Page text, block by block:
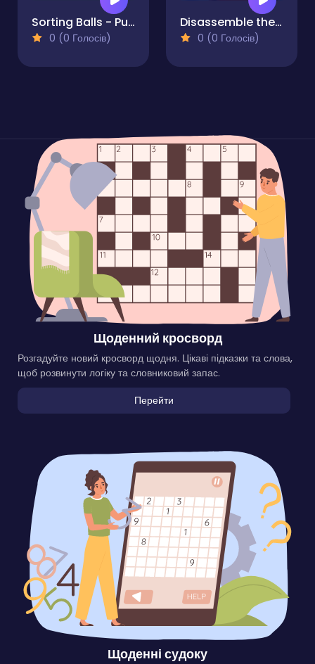
Sorting Balls - Puzzle
0 (0 Голосів)
Disassemble the Picture Puzzle!
0 (0 Голосів)
Щоденний кросворд
Розгадуйте новий кросворд щодня. Цікаві підказки та слова,
щоб розвинути логіку та словниковий запас.
Перейти
Щоденні судоку